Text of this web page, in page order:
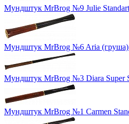
Мундштук MrBrog №9 Julie
Мундштук MrBrog №6 Aria (груша)
Мундштук MrBrog №3 Diara Super
Мундштук MrBrog №1 Carmen